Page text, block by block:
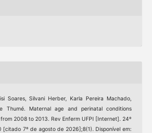
Soares, Silvani Herber, Karla Pereira Machado,
Thumé. Maternal age and perinatal conditions
2008 to 2013. Rev Enferm UFPI [Internet]. 24º
7º de agosto de 2026];8(1). Disponível em: